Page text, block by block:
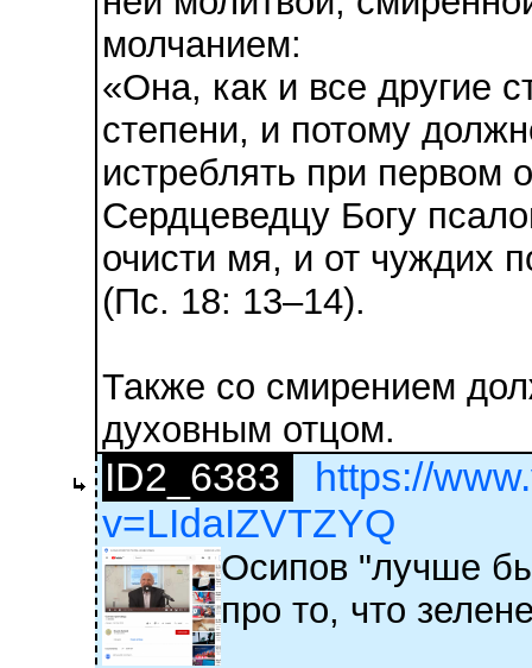
молчанием:
«Она, как и все другие
степени, и потому
истреблять при
Сердцеведцу Богу
очисти мя, и от чуждих
(Пс. 18: 13–14).
Также со смирением
духовным отцом.
ID2_6383
https://
v=LIdaIZVTZYQ
Осипов "лучше
про то, что